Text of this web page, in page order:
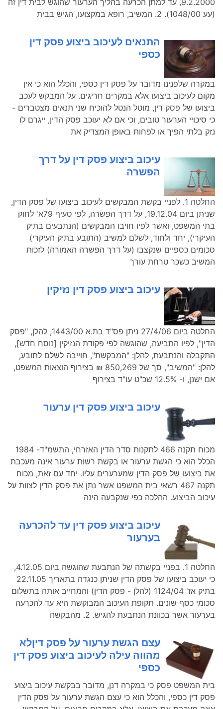
(עע 1048/00). 2. המשיב, רופא במקצועו, הגיש בבית
התנאים לעיכוב ביצוע פסק דין
כספי
במקרה שלפנינו מדובר על פסק דין כספי, והכלל הוא כי אין
מקום לעיכוב ביצועו אלא במקרים חריגים. על המבקש לעכב
ביצועו של פסק דין, מוטל הנטל להוכיח שני תנאים מצטברים -
כי סיכויי הערעור טובים, וכי אם לא יעוכב פסק הדין, ייגרם לו
נזק בלתי הפיך או לפחות באופן המצדיק את
עיכוב ביצוע פסק דין על דרך
הפשרה
החלטה 1. לפניי בקשת המבקשים לעיכוב ביצועו של פסק הדין,
שניתן ביום 19.12.04, על דרך הפשרה, לפי סעיף 79א' לחוק
בתי המשפט, ואשר לפיו חויבו המבקשים (הנתבעים בתיק
העיקרי), יחד ולחוד, לשלם למשיב (התובע בתיק העיקרי)
סכומים כספיים שנקצבו (על דרך הפשרה האמורה) לזכות
המשיב כשכר טרחת עורך
עיכוב ביצוע פסק דין נזיקין
החלטה ביום 27/4/06 ניתן פס"ד בת.א 1443/00, להלן, "פסק
הדין", לפיו התביעה, שהוגשה לפי פקודת הנזיקין [נוסח חדש],
התקבלה והנתבעת, להלן: "המבקשת", חוייבה לשלם לתובע,
להלן: "המשיב", סך של 850,269 ₪ בצירוף הוצאות המשפט,
אם ישנן, ו- 12.5% שכ"ט עו"ד בצירוף
עיכוב ביצוע פסק דין ערעור
מכוח תקנה 466 לתקנות סדר הדין האזרחי, התשמ"ד- 1984
הכלל הוא כי הגשת ערעור או בקשת רשות ערעור אינה מעכבת
את ביצועו של פסק הדין שמערערים עליו. יחד עם זאת, מכוח
תקנה 467 רשאי בית המשפט אשר נתן את פסק הדין לצוות על
עיכוב הביצוע. ההלכה כפי שנקבעה הינה
עיכוב ביצוע פסק דין עד להכרעה
בערעור
החלטה 1. בפניי בקשתה של הנתבעת שהוגשה ביום 4.12.05,
כי יעוכב ביצועו של פסק הדין שניתן כנגדה בתאריך 22.11.05
בתיק אז' 1124/04 (להלן - פסק הדין) והמחייב אותה בתשלום
סכומי כסף שונים. תקופת העיכוב המבוקשת היא עד להכרעה
בערעור אשר בכוונת הנתבעת להגיש. 2. מהבקשה
עצם הגשת ערעור על פסק דיןלא
מהווה עילה לעיכוב ביצוע פסק דין
כספי
בית המשפט פסק כי במקרה דנן, מדובר בבקשת עיכוב ביצוע
פסק דין כספי, והכלל הוא כי עצם הגשת ערעור על פסק הדין